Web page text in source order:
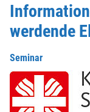
werdende
Seminar